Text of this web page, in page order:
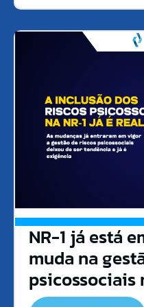
NR-1 já está
muda na
psicossociais